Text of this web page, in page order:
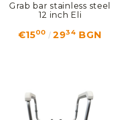
Grab bar stainless steel
12 inch Еli
€1500 2934 BGN